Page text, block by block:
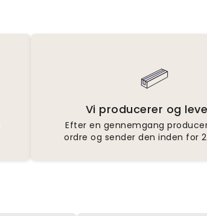
Vi producerer og
Efter en gennemgang
ordre og sender den inden for